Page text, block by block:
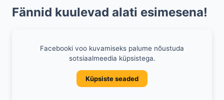
Fännid kuulevad alati esimesena!
Facebooki voo kuvamiseks palume nõustuda
sotsiaalmeedia küpsistega.
Küpsiste seaded